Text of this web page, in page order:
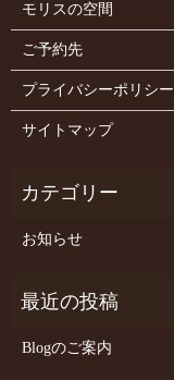
モリスの空間
ご予約先
プライバシーポリシー
サイトマップ
お知らせ
Blogのご案内